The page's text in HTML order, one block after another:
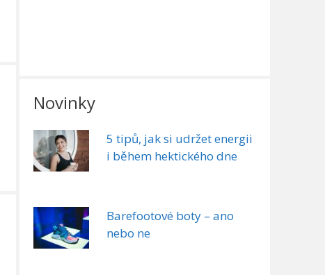
Novinky
5 tipů, jak si udržet energii
i během hektického dne
Barefootové boty – ano
nebo ne